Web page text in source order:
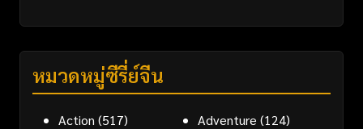
หมวดหมู่ซีรี่ย์จีน
Action (517) Adventure (124)